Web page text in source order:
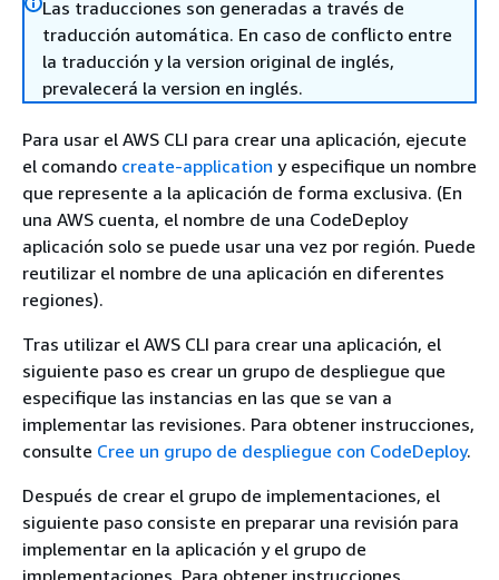
Las traducciones son generadas a través de
traducción automática. En caso de conflicto entre
la traducción y la version original de inglés,
prevalecerá la version en inglés.
Para usar el AWS CLI para crear una aplicación, ejecute
el comando create-application y especifique un nombre
que represente a la aplicación de forma exclusiva. (En
una AWS cuenta, el nombre de una CodeDeploy
aplicación solo se puede usar una vez por región. Puede
reutilizar el nombre de una aplicación en diferentes
regiones).
Tras utilizar el AWS CLI para crear una aplicación, el
siguiente paso es crear un grupo de despliegue que
especifique las instancias en las que se van a
implementar las revisiones. Para obtener instrucciones,
consulte Cree un grupo de despliegue con CodeDeploy.
Después de crear el grupo de implementaciones, el
siguiente paso consiste en preparar una revisión para
implementar en la aplicación y el grupo de
implementaciones. Para obtener instrucciones,